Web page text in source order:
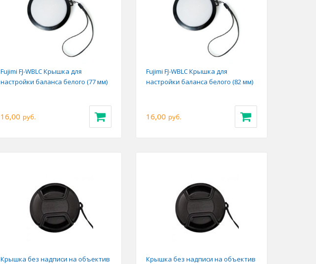
Fujimi FJ-WBLC Крышка для
настройки баланса белого (77 мм)
16,00 руб.
Fujimi FJ-WBLC Крышка для
настройки баланса белого (82 мм)
16,00 руб.
Крышка без надписи на объектив
Крышка без надписи на объектив